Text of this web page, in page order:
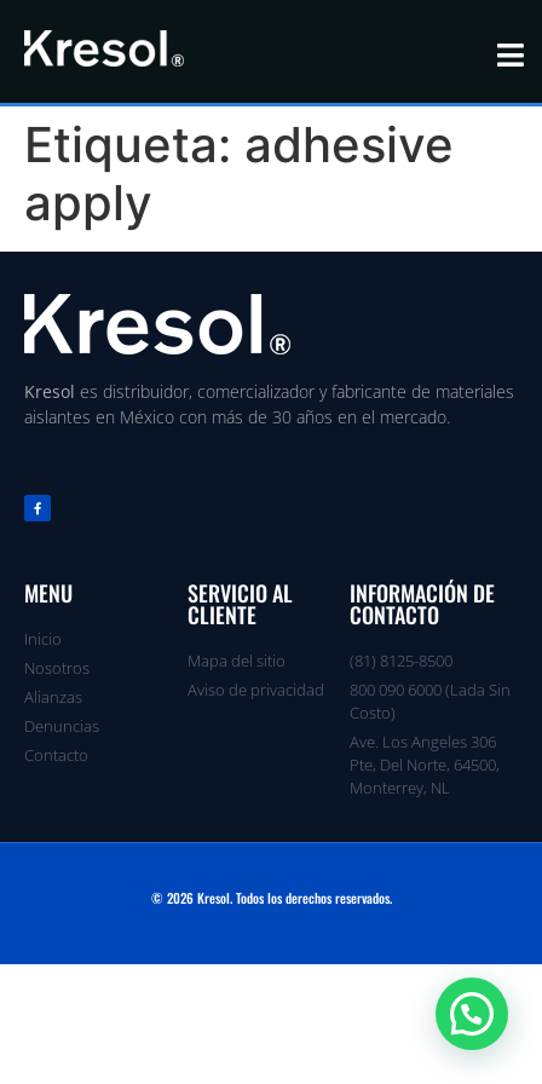
Etiqueta: adhesive
apply
Kresol es distribuidor, comercializador y fabricante de materiales
aislantes en México con más de 30 años en el mercado.
MENU
Inicio
Nosotros
Alianzas
Denuncias
Contacto
SERVICIO AL
CLIENTE
Mapa del sitio
Aviso de privacidad
INFORMACIÓN DE
CONTACTO
(81) 8125-8500
800 090 6000 (Lada Sin
Costo)
Ave. Los Angeles 306
Pte, Del Norte, 64500,
Monterrey, NL
© 2026 Kresol. Todos los derechos reservados.